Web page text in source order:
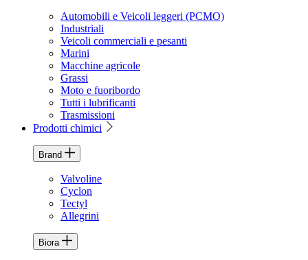
Automobili e Veicoli leggeri (PCMO)
Industriali
Veicoli commerciali e pesanti
Marini
Macchine agricole
Grassi
Moto e fuoribordo
Tutti i lubrificanti
Trasmissioni
Prodotti chimici
Brand
Valvoline
Cyclon
Tectyl
Allegrini
Biora